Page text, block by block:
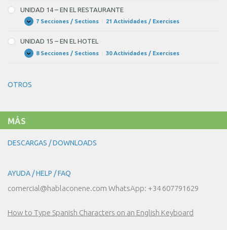
LA
FIESTA?
–
EN
EL
MERCADO
UNIDAD 14 – EN EL RESTAURANTE
Expandir
UNIDAD
–
EN
EL
RESTAURANTE
7 Secciones / Sections 21 Actividades / Exercises
UNIDAD 15 – EN EL HOTEL
Expandir
UNIDAD
EL
8 Secciones / Sections 30 Actividades / Exercises
OTROS
MÁS
DESCARGAS / DOWNLOADS
AYUDA / HELP / FAQ
comercial@hablaconene.com WhatsApp: +34 607791629
How to Type Spanish Characters on an English Keyboard